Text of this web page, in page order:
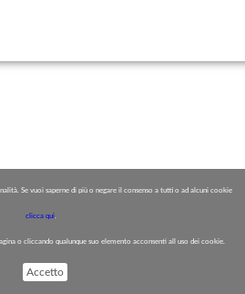
Se vuoi saperne di più o negare il consenso a tutti o ad alcuni cookie
clicca qui.
o cliccando qualunque suo elemento acconsenti all uso dei cookie.
Accetto